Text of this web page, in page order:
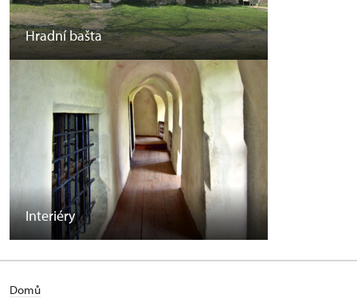
Hradní bašta
Interiéry
Domů